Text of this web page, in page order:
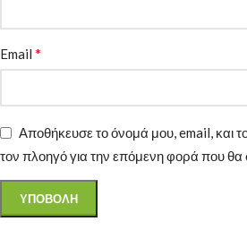
Email *
Αποθήκευσε το όνομά μου, email, και
τον πλοηγό για την επόμενη φορά που